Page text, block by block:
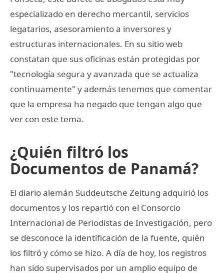
especializado en derecho mercantil, servicios
legatarios, asesoramiento a inversores y
estructuras internacionales. En su sitio web
constatan que sus oficinas están protegidas por
"tecnología segura y avanzada que se actualiza
continuamente" y además tenemos que comentar
que la empresa ha negado que tengan algo que
ver con este tema.
¿Quién filtró los
Documentos de Panamá?
El diario alemán Suddeutsche Zeitung adquirió los
documentos y los repartió con el Consorcio
Internacional de Periodistas de Investigación, pero
se desconoce la identificación de la fuente, quién
los filtró y cómo se hizo. A día de hoy, los registros
han sido supervisados por un amplio equipo de